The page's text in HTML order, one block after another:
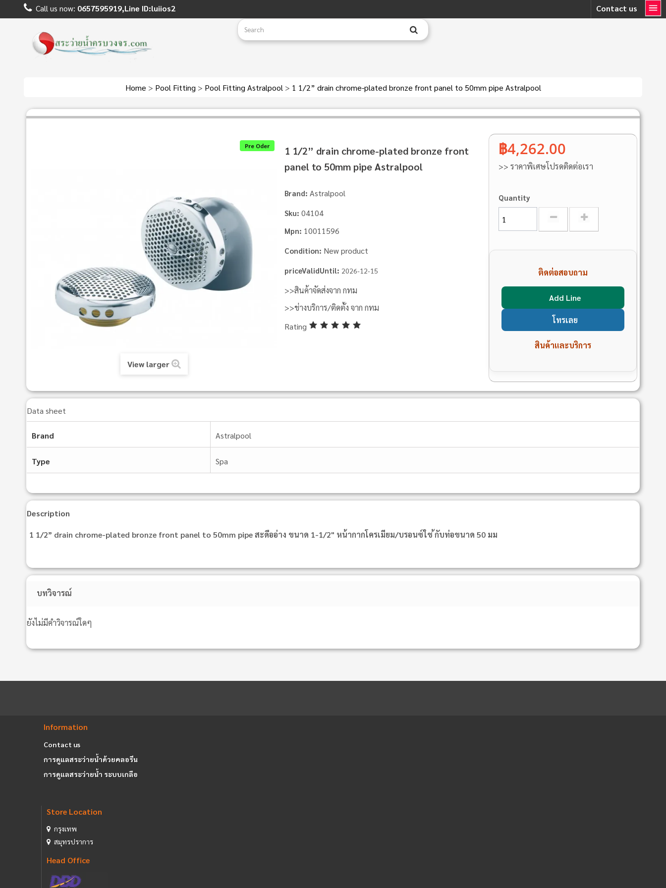
Contact us
Call us now: 0657595919,Line ID:luiios2
Home > Pool Fitting > Pool Fitting Astralpool > 1 1/2” drain chrome-plated bronze front panel to 50mm pipe Astralpool
Pre Oder
View larger
1 1/2” drain chrome-plated bronze front
panel to 50mm pipe Astralpool
Brand: Astralpool
Sku: 04104
Mpn: 10011596
Condition: New product
priceValidUntil: 2026-12-15
>>สินค้าจัดส่งจาก กทม
>>ช่างบริการ/ติดตั้ง จาก กทม
Rating
฿4,262.00
>> ราคาพิเศษโปรดติดต่อเรา
Quantity
ติดต่อสอบถาม
Add Line
โทรเลย
สินค้าและบริการ
Data sheet
Brand Astralpool
Type Spa
Description
1 1/2” drain chrome-plated bronze front panel to 50mm pipe สะดืออ่าง ขนาด 1-1/2" หน้ากากโครเมียม/บรอนซ์ใช ้กับท่อขนาด 50 มม
บทวิจารณ์
ยังไม่มีคำวิจารณ์ใดๆ
Information
Contact us
การดูแลสระว่ายน้ำด้วยคลอรีน
การดูแลสระว่ายน้ำ ระบบเกลือ
Store Location
กรุงเทพ
สมุทรปราการ
Head Office